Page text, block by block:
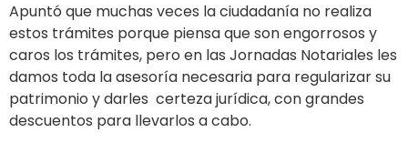
Apuntó que muchas veces la ciudadanía no realiza
estos trámites porque piensa que son engorrosos y
caros los trámites, pero en las Jornadas Notariales les
damos toda la asesoría necesaria para regularizar su
patrimonio y darles certeza jurídica, con grandes
descuentos para llevarlos a cabo.